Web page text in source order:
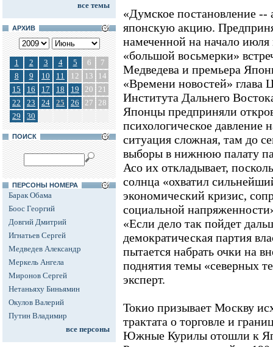
все темы
АРХИВ
1 2 3 4 5 6
7
8
9 10 11 12 13
14
15
16 17 18 19 20 21
22
23 24 25 26 27 28
29
30
ПОИСК
ПЕРСОНЫ НОМЕРА
Барак Обама
Боос Георгий
Довгий Дмитрий
Игнатьев Сергей
Медведев Александр
Меркель Ангела
Миронов Сергей
Нетаньяху Биньямин
Окулов Валерий
Путин Владимир
все персоны
«Думское постановление --
японскую акцию.
намеченной на начало
«большой восьмерки»
Медведева и премьера
«Времени новостей» глава
Института Дальнего
Японцы предприняли
психологическое
ситуация сложная, там до
выборы в нижнюю палату
Асо их откладывает,
солнца «охватил
экономический кризис,
социальной
«Если дело так пойдет
демократическая партия
пытается набрать очки на
поднятия темы «северных
эксперт.
Токио призывает Москву
трактата о торговле и
Южные Курилы отошли к